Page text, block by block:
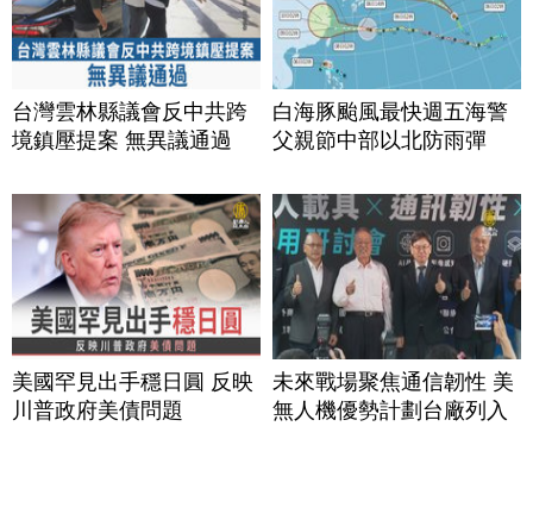
台灣雲林縣議會反中共跨
境鎮壓提案 無異議通過
白海豚颱風最快週五海警
父親節中部以北防雨彈
美國罕見出手穩日圓 反映
川普政府美債問題
未來戰場聚焦通信韌性 美
無人機優勢計劃台廠列入